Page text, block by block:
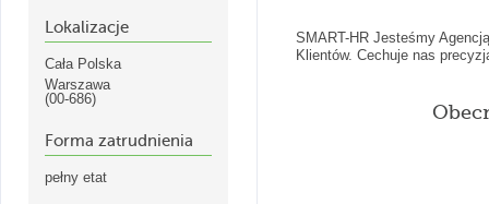
Lokalizacje
Cała Polska
Warszawa
(00-686)
Forma zatrudnienia
pełny etat
SMART-HR Jesteśmy
Klientów. Cechuje nas